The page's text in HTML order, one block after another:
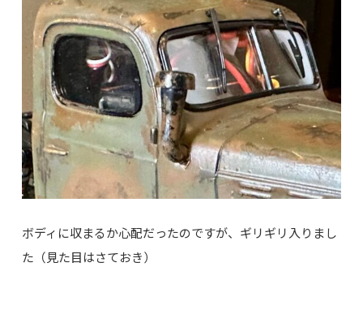
ボディに収まるか心配だったのですが、ギリギリ入りまし
た（見た目はさておき）